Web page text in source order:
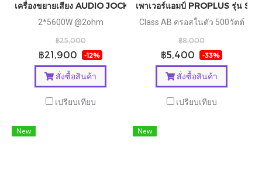
เครื่องขยายเสียง AUDIO JOCKEY รุ่น AJH21002
2*5600W @2ohm
฿25,000
฿21,900 -12%
สั่งซื้อสินค้า
เปรียบเทียบ
เพาเวอร์แอมป์ PROPLUS รุ่น
Class AB ครอสในตัว 500วัตต์
฿8,000
฿5,400 -33%
สั่งซื้อสินค้า
เปรียบเทียบ
New New